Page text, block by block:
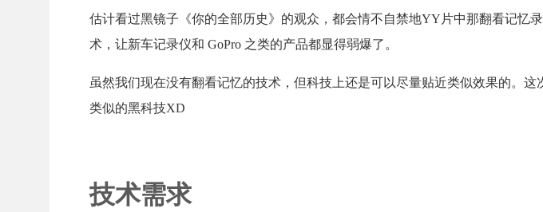
估计看过黑镜子《你的全部历史》的观众，都会情不自禁地YY片中那翻看记忆
术，让新车记录仪和 GoPro 之类的产品都显得弱爆了。
虽然我们现在没有翻看记忆的技术，但科技上还是可以尽量贴近类似效果的。
类似的黑科技XD
技术需求